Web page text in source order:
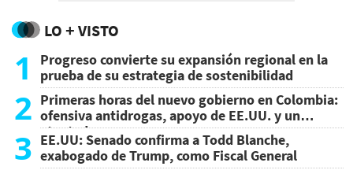
LO + VISTO
1
Progreso convierte su expansión regional en la
prueba de su estrategia de sostenibilidad
2 Primeras horas del nuevo gobierno en Colombia:
ofensiva antidrogas, apoyo de EE.UU. y un
atentado
3 EE.UU: Senado confirma a Todd Blanche,
exabogado de Trump, como Fiscal General